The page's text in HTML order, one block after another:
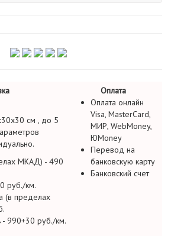
Оплата
см , до 5
МКАД) - 490
руб./км.
(в пределах
- 990+30 руб./км.
Оплата онлайн
Visa, MasterCard,
МИР, WebMoney,
ЮMoney
Перевод на
банковскую карту
Банковский счет